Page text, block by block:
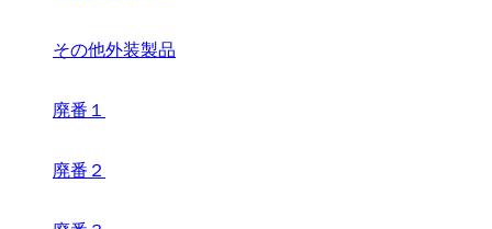
その他外装製品
廃番１
廃番２